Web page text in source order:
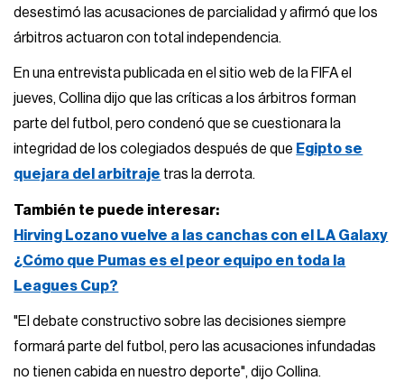
desestimó las acusaciones de parcialidad y afirmó que los
árbitros actuaron con total independencia.
En una entrevista publicada en el sitio web de la FIFA el
jueves, Collina dijo que las críticas a los árbitros forman
parte del futbol, pero condenó que se cuestionara la
integridad de los colegiados después de que Egipto se
quejara del arbitraje tras la derrota.
También te puede interesar:
Hirving Lozano vuelve a las canchas con el LA Galaxy
¿Cómo que Pumas es el peor equipo en toda la
Leagues Cup?
"El debate constructivo sobre las decisiones siempre
formará parte del futbol, pero las acusaciones infundadas
no tienen cabida en nuestro deporte", dijo Collina.